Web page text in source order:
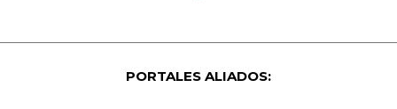
PORTALES ALIADOS: